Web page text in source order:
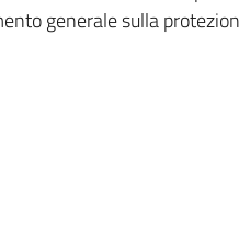
generale sulla